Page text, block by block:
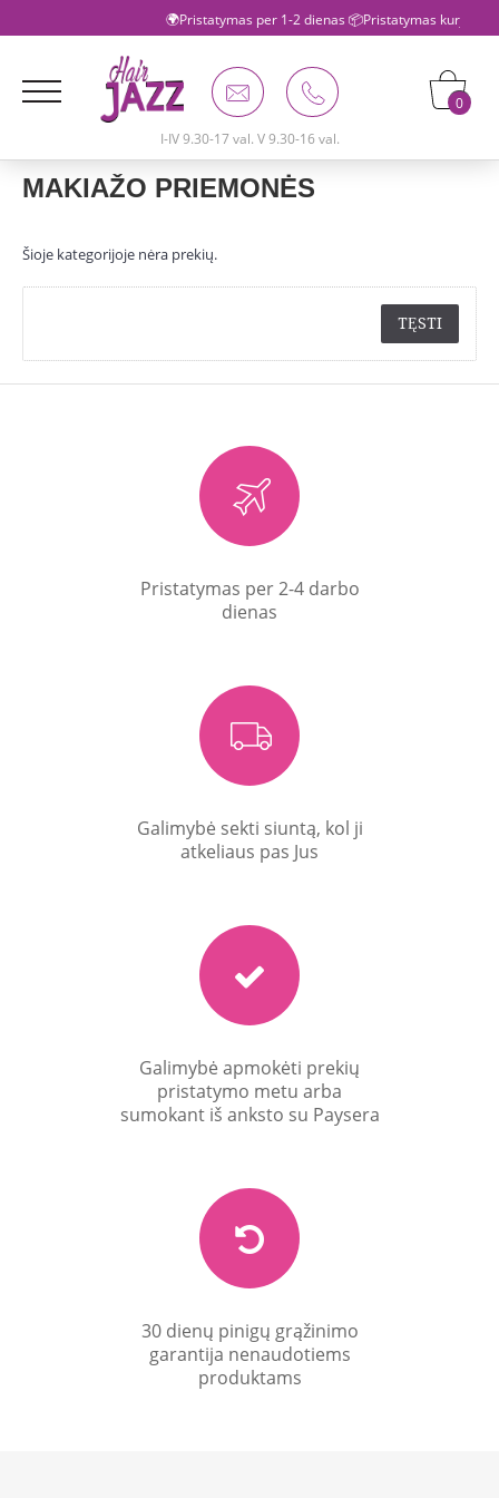
🌍Pristatymas per 1-2 dienas 📦Pristatymas kurjeriu
0
I-IV 9.30-17 val. V 9.30-16 val.
MAKIAŽO PRIEMONĖS
Šioje kategorijoje nėra prekių.
TĘSTI
Pristatymas per 2-4 darbo
dienas
Galimybė sekti siuntą, kol ji
atkeliaus pas Jus
Galimybė apmokėti prekių
pristatymo metu arba
sumokant iš anksto su Paysera
30 dienų pinigų grąžinimo
garantija nenaudotiems
produktams